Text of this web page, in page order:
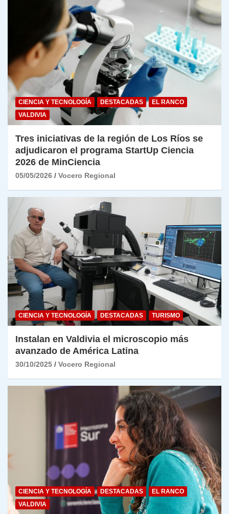
CIENCIA Y TECNOLOGÍA DESTACADAS
EL RANCO
VALDIVIA
Tres iniciativas de la región de Los Ríos se
adjudicaron el programa StartUp Ciencia
2026 de MinCiencia
05/05/2026 Vocero Regional
CIENCIA Y TECNOLOGÍA DESTACADAS TURISMO
Instalan en Valdivia el microscopio más
avanzado de América Latina
30/10/2025 Vocero Regional
CIENCIA Y TECNOLOGÍA DESTACADAS
EL RANCO
VALDIVIA